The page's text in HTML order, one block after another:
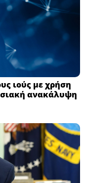
ιούς με χρήση
ανακάλυψη